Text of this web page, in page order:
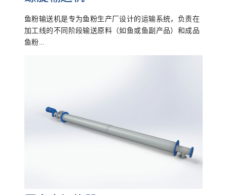
鱼粉输送机是专为鱼粉生产厂设计的运输系统，负责在
加工线的不同阶段输送原料（如鱼或鱼副产品）和成品
鱼粉...